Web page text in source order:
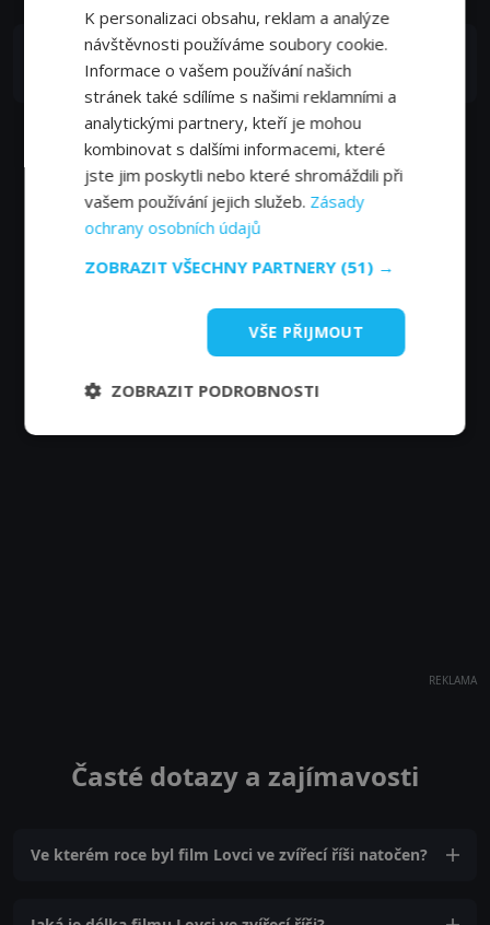
Chris McHallem
Narrator
REKLAMA
Časté dotazy a zajímavosti
Ve kterém roce byl film Lovci ve zvířecí říši natočen?
K personalizaci obsahu, reklam a analýze
návštěvnosti používáme soubory cookie.
Informace o vašem používání našich
stránek také sdílíme s našimi reklamními a
analytickými partnery, kteří je mohou
kombinovat s dalšími informacemi, které
jste jim poskytli nebo které shromáždili při
vašem používání jejich služeb. Zásady
ochrany osobních údajů
ZOBRAZIT VŠECHNY PARTNERY (51) →
VŠE PŘIJMOUT
ZOBRAZIT PODROBNOSTI